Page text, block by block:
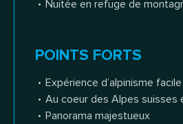
Nuitée en refuge de
POINTS FORTS
Expérience d’alpinisme facile
Au coeur des Alpes suisses
Panorama majestueux